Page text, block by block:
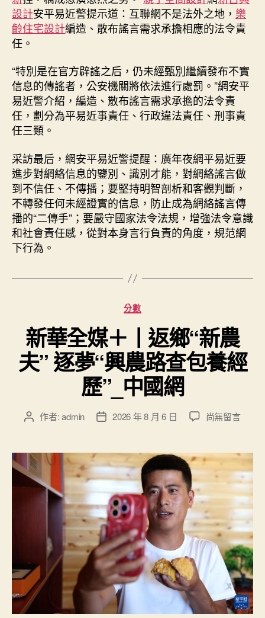
設計安平易近警提示道：互聯網不是法外之地， 樂
齡住宅設計編造、散布謠言需求承擔相應的法令責
任。
“特別是在官方辟謠之后，仍未經甄別繼續發布不實
信息的傳謠者，公安機關將依法進行處罰。”網安平
易近警介紹，編造、散布謠言需求承擔的法令責
任，劃分為平易近事責任、行政違法責任、刑事責
任三類。
采訪最后，網安平易近警提醒：廣年夜網平易近要
進步對網絡信息的鑒別、識別才能，對網絡謠言做
到不信任、不傳播；要堅持明智剖析和客觀判斷，
不轉發任何未經證實的信息，防止成為網絡謠言傳
播的“二傳手”；要嚴守國家法令法規，增強法令意識
和社會責任感，從對本身言行負責的角度，規范網
下行為。
分
類
分數
新華全媒＋丨返鄉“新農
夫” 逐夢“興農路查包養經
歷”_中國網
文
者
作者:admin
文
佈
日
期
2026 年 8 月 6 日
在
全
媒
＋
丨
返
鄉
“新
農
夫”
逐
夢
“興
農
尚無留言